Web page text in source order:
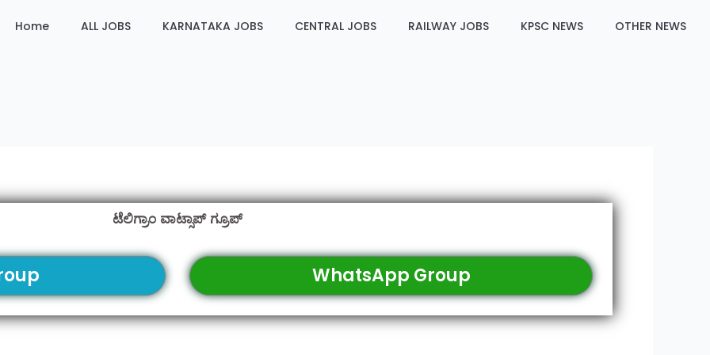
Home ALL JOBS KARNATAKA JOBS CENTRAL JOBS RAILWAY JOBS KPSC NEWS OTHER NEWS
ಟೆಲಿಗ್ರಾಂ ವಾಟ್ಸಾಪ್ ಗ್ರೂಪ್
WhatsApp Group